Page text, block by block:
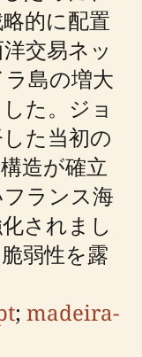
的に配置
交易ネッ
島の増大
た。ジョ
た当初の
造が確立
ランス海
されまし
弱性を露
; madeira-